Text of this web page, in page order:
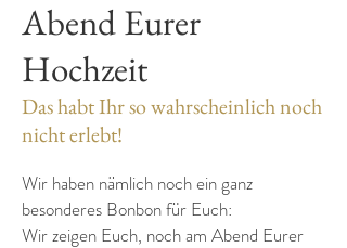
Abend Eurer
Hochzeit
Das habt Ihr so wahrscheinlich noch
nicht erlebt!
Wir haben nämlich noch ein ganz
besonderes Bonbon für Euch:
Wir zeigen Euch, noch am Abend Eurer